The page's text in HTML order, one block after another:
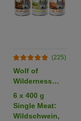
(225)
Wolf of
Wilderness
Adult -
Mixpaket
6 x 400 g
Single Meat:
Wildschwein,